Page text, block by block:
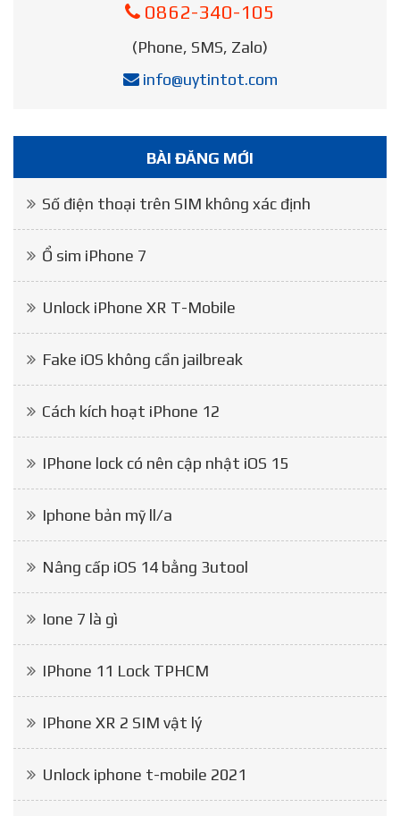
0862-340-105
(Phone, SMS, Zalo)
info@uytintot.com
BÀI ĐĂNG MỚI
Số điện thoại trên SIM không xác định
Ổ sim iPhone 7
Unlock iPhone XR T-Mobile
Fake iOS không cần jailbreak
Cách kích hoạt iPhone 12
IPhone lock có nên cập nhật iOS 15
Iphone bản mỹ ll/a
Nâng cấp iOS 14 bằng 3utool
Ione 7 là gì
IPhone 11 Lock TPHCM
IPhone XR 2 SIM vật lý
Unlock iphone t-mobile 2021